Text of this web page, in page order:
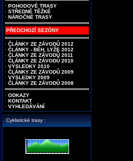
· POHODOVÉ TRASY
· STŘEDNĚ TĚŽKÉ
· NÁROČNÉ TRASY
PŘEDCHOZÍ SEZÓNY
· ČLÁNKY ZE ZÁVODŮ 2012
· ČLÁNKY - BĚH, LYŽE 2012
· ČLÁNKY ZE ZÁVODŮ 2011
· ČLÁNKY ZE ZÁVODŮ 2010
· VÝSLEDKY 2010
· ČLÁNKY ZE ZÁVODŮ 2009
· VÝSLEDKY 2009
· ČLÁNKY ZE ZÁVODŮ 2008
· ODKAZY
· KONTAKT
· VYHLEDÁVÁNÍ
Cyklistické trasy :